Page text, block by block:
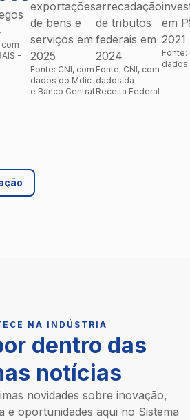
com
-
exportações
de bens e
serviços em
2025
Fonte: CNI, com
dados do Mdic
e Banco Central
arrecadação
de tributos
federais em
2024
Fonte: CNI, com
dados da
Receita Federal
em
2021
Fonte:
dados
NA INDÚSTRIA
dentro das
notícias
novidades sobre inovação,
e oportunidades aqui no Sistema